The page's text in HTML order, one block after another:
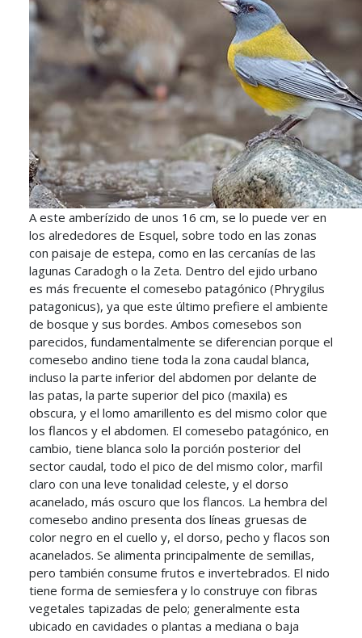
A este amberízido de unos 16 cm, se lo puede ver en
los alrededores de Esquel, sobre todo en las zonas
con paisaje de estepa, como en las cercanías de las
lagunas Caradogh o la Zeta. Dentro del ejido urbano
es más frecuente el comesebo patagónico (Phrygilus
patagonicus), ya que este último prefiere el ambiente
de bosque y sus bordes. Ambos comesebos son
parecidos, fundamentalmente se diferencian porque el
comesebo andino tiene toda la zona caudal blanca,
incluso la parte inferior del abdomen por delante de
las patas, la parte superior del pico (maxila) es
obscura, y el lomo amarillento es del mismo color que
los flancos y el abdomen. El comesebo patagónico, en
cambio, tiene blanca solo la porción posterior del
sector caudal, todo el pico de del mismo color, marfil
claro con una leve tonalidad celeste, y el dorso
acanelado, más oscuro que los flancos. La hembra del
comesebo andino presenta dos líneas gruesas de
color negro en el cuello y, el dorso, pecho y flacos son
acanelados. Se alimenta principalmente de semillas,
pero también consume frutos e invertebrados. El nido
tiene forma de semiesfera y lo construye con fibras
vegetales tapizadas de pelo; generalmente esta
ubicado en cavidades o plantas a mediana o baja